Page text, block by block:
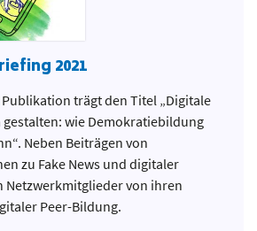
2021
trägt den Titel „Digitale
gestalten: wie Demokratiebildung
Neben Beiträgen von
zu Fake News und digitaler
Netzwerkmitglieder von ihren
Peer-Bildung.